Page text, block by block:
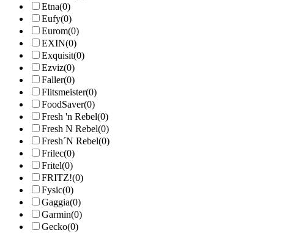
Etna(0)
Eufy(0)
Eurom(0)
EXIN(0)
Exquisit(0)
Ezviz(0)
Faller(0)
Flitsmeister(0)
FoodSaver(0)
Fresh 'n Rebel(0)
Fresh N Rebel(0)
Fresh´N Rebel(0)
Frilec(0)
Fritel(0)
FRITZ!(0)
Fysic(0)
Gaggia(0)
Garmin(0)
Gecko(0)